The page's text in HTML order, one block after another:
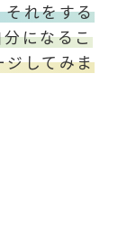
それをする
になるこ
ジしてみま